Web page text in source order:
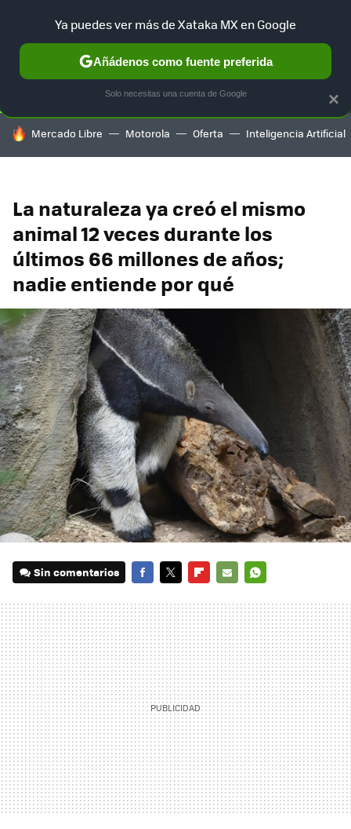
SELECCIÓN GAMING HOME AUTO TERRITORIO
HOY SE HABLA DE
Mercado Libre Motorola Oferta Inteligencia Artificial
La naturaleza ya creó el mismo
animal 12 veces durante los
últimos 66 millones de años;
nadie entiende por qué
Sin comentarios
MAIL
×
Ya puedes ver más de Xataka MX en Google
Añádenos como fuente preferida
Solo necesitas una cuenta de Google